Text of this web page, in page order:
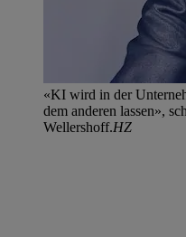
«KI wird in der
dem anderen lassen»,
Wellershoff.HZ